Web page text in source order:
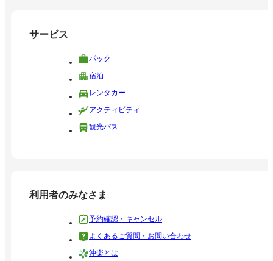
サービス
パック
宿泊
レンタカー
アクティビティ
観光バス
利用者のみなさま
予約確認・キャンセル
よくあるご質問・お問い合わせ
沖楽とは